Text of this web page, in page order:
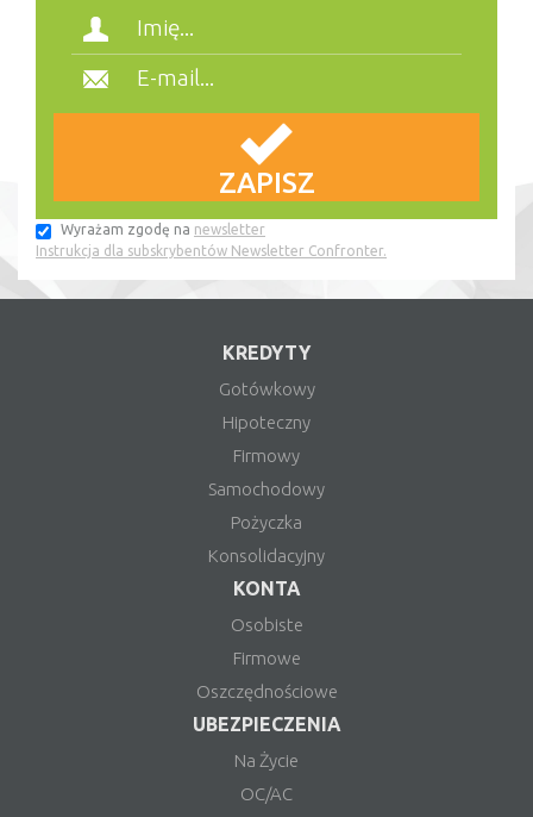
Wyrażam zgodę na newsletter
Instrukcja dla subskrybentów Newsletter Confronter.
KREDYTY
Gotówkowy
Hipoteczny
Firmowy
Samochodowy
Pożyczka
Konsolidacyjny
KONTA
Osobiste
Firmowe
Oszczędnościowe
UBEZPIECZENIA
Na Życie
OC/AC